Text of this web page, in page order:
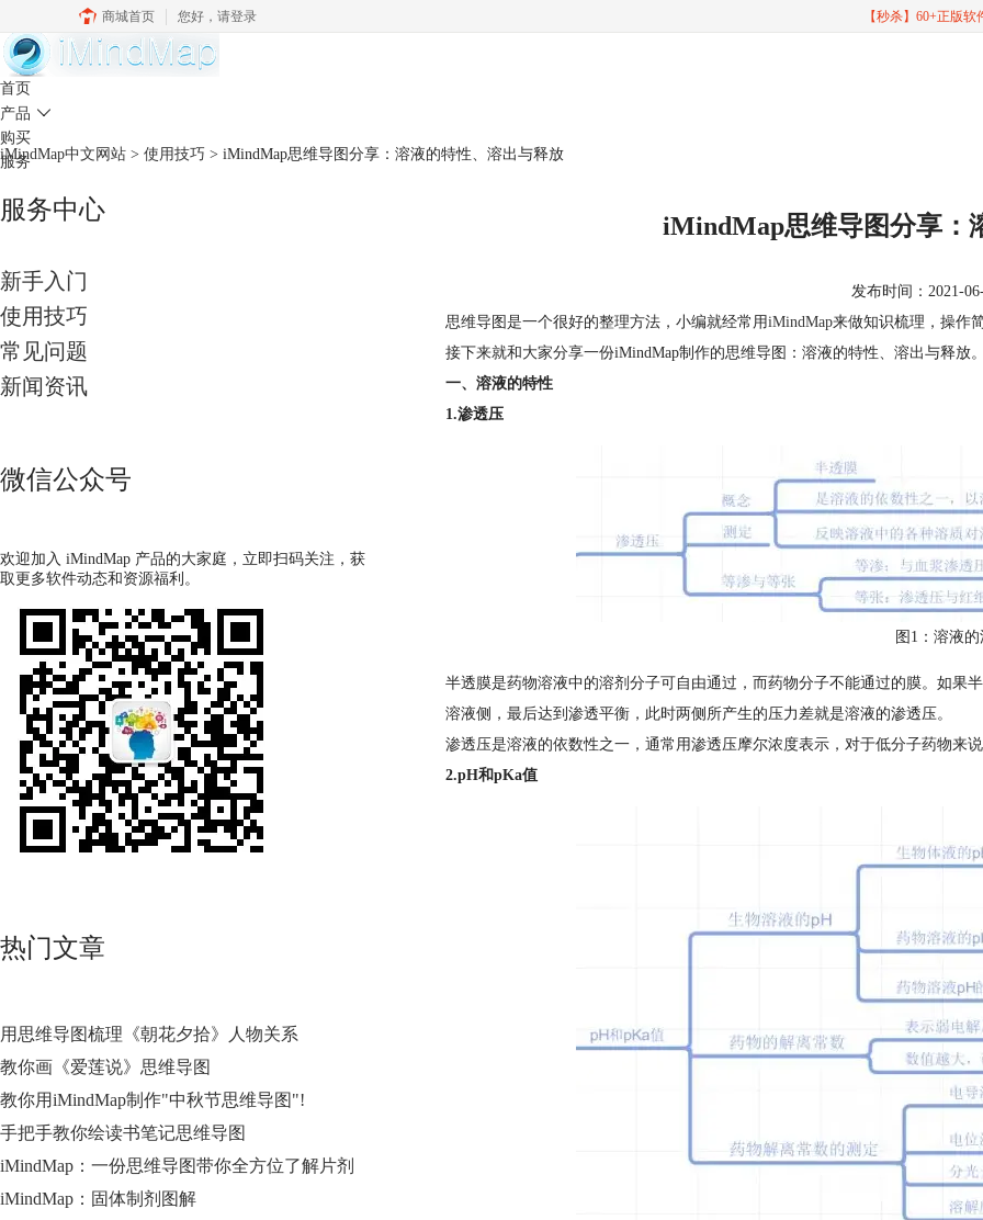
商城首页 您好， 请登录 【秒杀】60+正版
首页
产品 
购买
服务
iMindMap中文网站 > 使用技巧 > iMindMap思维导图分享：溶液的特性、溶出与释放
服务中心
新手入门
使用技巧
常见问题
新闻资讯
微信公众号
欢迎加入 iMindMap 产品的大家庭，立即扫码关注，获
取更多软件动态和资源福利。
热门文章
用思维导图梳理《朝花夕拾》人物关系
教你画《爱莲说》思维导图
教你用iMindMap制作"中秋节思维导图"!
手把手教你绘读书笔记思维导图
iMindMap：一份思维导图带你全方位了解片剂
iMindMap：固体制剂图解
iMindMap思维导图分享：
发布时间：2021-
思维导图是一个很好的整理方法，小编就经常用iMindMap来做知识梳理，操作
接下来就和大家分享一份iMindMap制作的思维导图：溶液的特性、溶出与释放
一、溶液的特性
1.渗透压
图1：溶液
半透膜是药物溶液中的溶剂分子可自由通过，而药物分子不能通过的膜。如果
溶液侧，最后达到渗透平衡，此时两侧所产生的压力差就是溶液的渗透压。
渗透压是溶液的依数性之一，通常用渗透压摩尔浓度表示，对于低分子药物来
2.pH和pKa值